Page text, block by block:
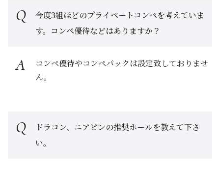
今度3組ほどのプライベートコンペを考えていま
す。コンペ優待などはありますか？
コンペ優待やコンペパックは設定致しておりませ
ん。
ドラコン、ニアピンの推奨ホールを教えて下さ
い。